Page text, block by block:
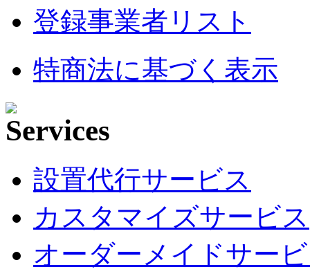
登録事業者リスト
特商法に基づく表示
設置代行サービス
カスタマイズサービス
オーダーメイドサー